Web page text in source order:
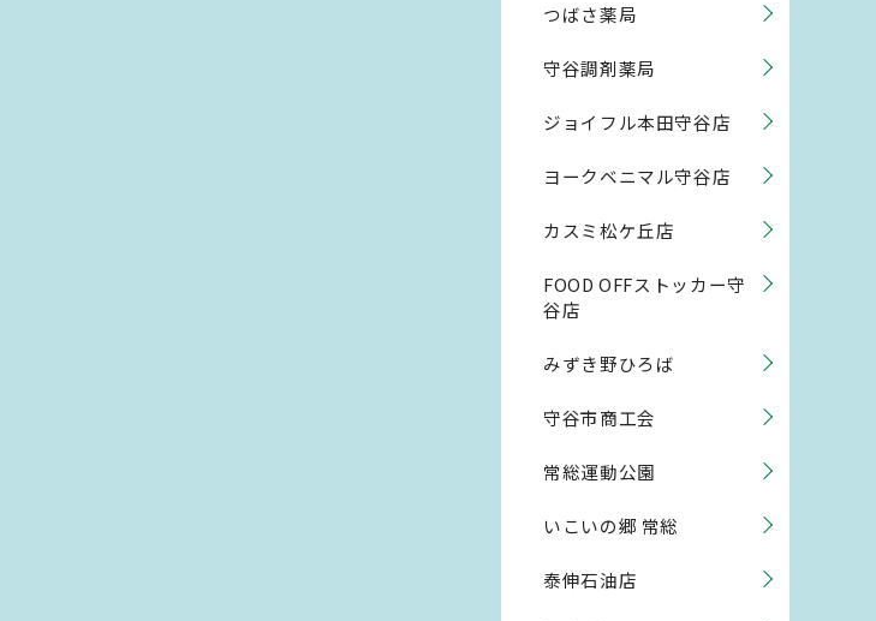
つばさ薬局
守谷調剤薬局
ジョイフル本田守谷店
ヨークベニマル守谷店
カスミ松ケ丘店
FOOD OFFストッカー守
谷店
みずき野ひろば
守谷市商工会
常総運動公園
いこいの郷 常総
泰伸石油店